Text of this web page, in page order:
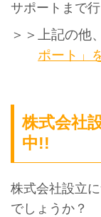
サポートまで行
＞＞上記の他
ポート」
株式会社
中!!
株式会社設立
でしょうか？